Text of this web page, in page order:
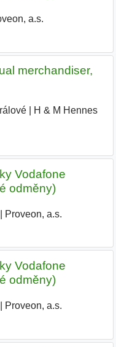
a.s.
merchandiser,
|
H & M Hennes
Vodafone
odměny)
Proveon, a.s.
Vodafone
odměny)
Proveon, a.s.